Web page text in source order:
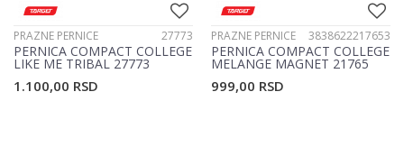
PRAZNE PERNICE 27773
PERNICA COMPACT COLLEGE
LIKE ME TRIBAL 27773
1.100,00 RSD
PRAZNE PERNICE 3838622217653
PERNICA COMPACT COLLEGE
MELANGE MAGNET 21765
999,00 RSD